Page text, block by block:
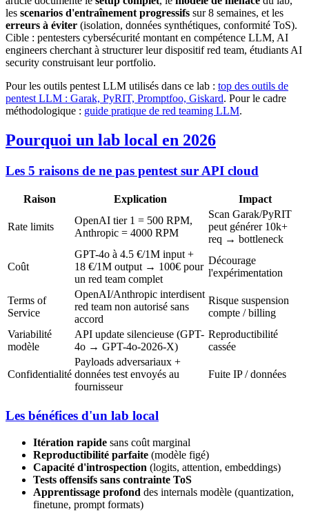
les scenarios d'entraînement progressifs sur 8 semaines, et les
erreurs à éviter (isolation, données synthétiques, conformité ToS).
Cible : pentesters cybersécurité montant en compétence LLM, AI
engineers cherchant à structurer leur dispositif red team, étudiants AI
security construisant leur portfolio.
Pour les outils pentest LLM utilisés dans ce lab : top des outils de
pentest LLM : Garak, PyRIT, Promptfoo, Giskard. Pour le cadre
méthodologique : guide pratique de red teaming LLM.
Pourquoi un lab local en 2026
Les 5 raisons de ne pas pentest sur API cloud
Raison Explication Impact
Rate limits
OpenAI tier 1 = 500 RPM,
Anthropic = 4000 RPM
Scan Garak/PyRIT
peut générer 10k+
req → bottleneck
Coût
GPT-4o à 4.5 €/1M input +
18 €/1M output → 100€ pour
un red team complet
Décourage
l'expérimentation
Terms of
Service
OpenAI/Anthropic interdisent
red team non autorisé sans
accord
Risque suspension
compte / billing
Variabilité
modèle
API update silencieuse (GPT-
4o → GPT-4o-2026-X)
Reproductibilité
cassée
Confidentialité
Payloads adversariaux +
données test envoyés au
fournisseur
Fuite IP / données
Les bénéfices d'un lab local
Itération rapide sans coût marginal
Reproductibilité parfaite (modèle figé)
Capacité d'introspection (logits, attention, embeddings)
Tests offensifs sans contrainte ToS
Apprentissage profond des internals modèle (quantization,
finetune, prompt formats)